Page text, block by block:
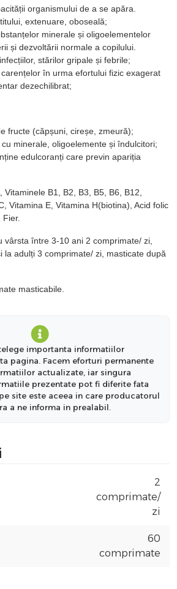
organismului de a se apăra.
extenuare, oboseală;
minerale și oligoelementelor
și dezvoltării normale a copilului.
stărilor gripale și febrile;
în urma efortului fizic exagerat
dezechilibrat;
fructe (căpșuni, cireșe, zmeură);
minerale, oligoelemente și îndulcitori;
edulcoranți care previn apariția
Vitaminele B1, B2, B3, B5, B6, B12,
Vitamina E, Vitamina H(biotina), Acid folic
vârsta între 3-10 ani 2 comprimate/ zi,
la adulți 3 comprimate/ zi, masticate după
masticabile.
importanta informatiilor
pagina. Facem eforturi permanente
actualizate, iar singura
prezentate pot fi diferite fata
site este aceea in care producatorul
a ne informa in prealabil.
2
comprimate/
zi
60
comprimate